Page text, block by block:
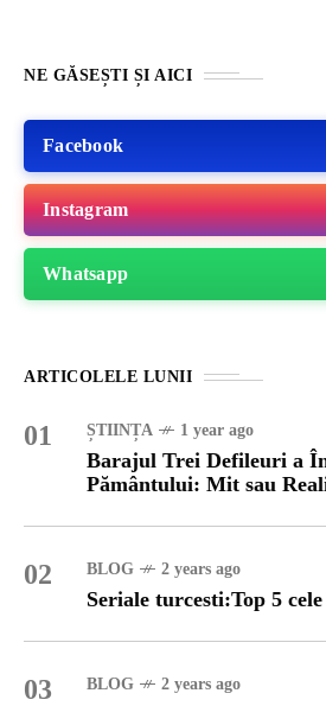
NE GĂSEȘTI ȘI AICI
Facebook
Instagram
Whatsapp
ARTICOLELE LUNII
01 ȘTIINȚA 1 year ago
Barajul Trei Defileuri a
Pământului: Mit sau
02 BLOG 2 years ago
Seriale turcesti:Top 5
03 BLOG 2 years ago